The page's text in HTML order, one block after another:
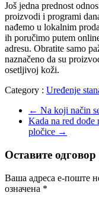
Još jedna prednost
proizvodi i programi
nađemo u lokalnim
ih poručimo putem
adresu. Obratite samo
naznačeno da su
osetljivoj koži.
Category : Uređenje
← Na koji način
Kada na red dođe
pločice →
Оставите одговор
Ваша адреса е-поште
означена *